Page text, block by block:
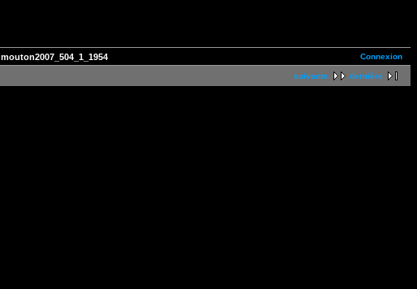
Connexion
mouton2007_504_1_1954
suivante dernière